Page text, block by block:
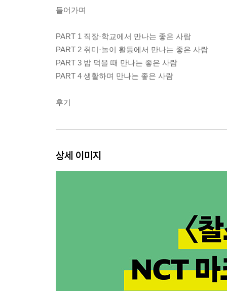
들어가며
PART 1 직장·학교에서 만나는 좋은 사람
PART 2 취미·놀이 활동에서 만나는 좋은 사람
PART 3 밥 먹을 때 만나는 좋은 사람
PART 4 생활하며 만나는 좋은 사람
후기
상세 이미지